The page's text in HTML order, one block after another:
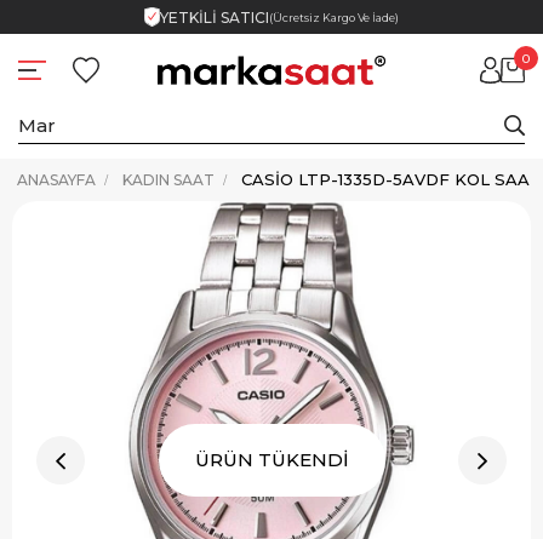
YETKİLİ SATICI(Ücretsiz Kargo Ve İade)
0
ANASAYFA KADIN SAAT CASIO LTP-1335D-5AVDF KOL
ÜRÜN TÜKENDİ